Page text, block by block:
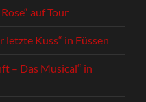
auf Tour
Kuss“ in Füssen
– Das Musical“ in